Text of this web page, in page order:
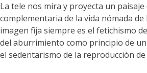
La tele nos mira y proyecta un paisaje
complementaria de la vida nómada
imagen fija siempre es el fetichismo
del aburrimiento como principio de
el sedentarismo de la reproducción